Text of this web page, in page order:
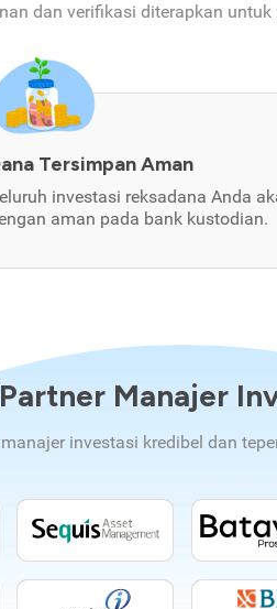
dan verifikasi diterapkan
Tersimpan Aman
investasi reksadana Anda
aman pada bank kustodian.
Partner Manajer
investasi kredibel dan